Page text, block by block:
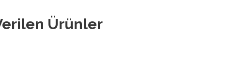
Ürünler